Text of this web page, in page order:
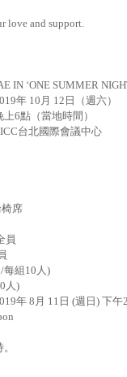
love and support.
IN ‘ONE SUMMER
年 10 月 12 日（週六）
上6點（當地時間）
台北國際會議中心
席
員
/每組 10 人)
人)
年 8 月 11 日 (週日 ) 下午2